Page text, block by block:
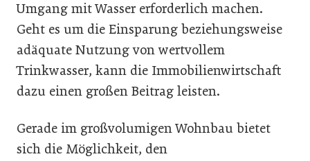
Umgang mit Wasser erforderlich machen.
Geht es um die Einsparung beziehungsweise
adäquate Nutzung von wertvollem
Trinkwasser, kann die Immobilienwirtschaft
dazu einen großen Beitrag leisten.
Gerade im großvolumigen Wohnbau bietet
sich die Möglichkeit, den